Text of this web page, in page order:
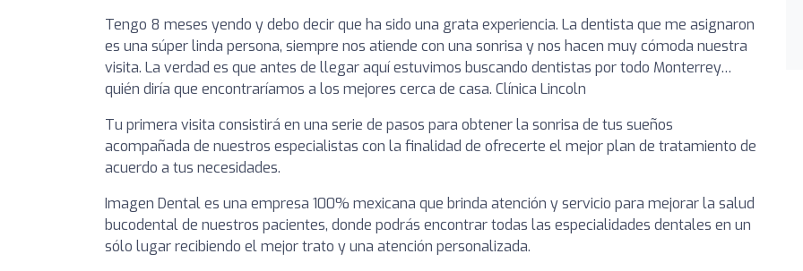
Tengo 8 meses yendo y debo decir que ha sido una grata experiencia. La dentista que me asignaron
es una súper linda persona, siempre nos atiende con una sonrisa y nos hacen muy cómoda nuestra
visita. La verdad es que antes de llegar aquí estuvimos buscando dentistas por todo Monterrey…
quién diría que encontraríamos a los mejores cerca de casa. Clínica Lincoln
Tu primera visita consistirá en una serie de pasos para obtener la sonrisa de tus sueños
acompañada de nuestros especialistas con la finalidad de ofrecerte el mejor plan de tratamiento de
acuerdo a tus necesidades.
Imagen Dental es una empresa 100% mexicana que brinda atención y servicio para mejorar la salud
bucodental de nuestros pacientes, donde podrás encontrar todas las especialidades dentales en un
sólo lugar recibiendo el mejor trato y una atención personalizada.